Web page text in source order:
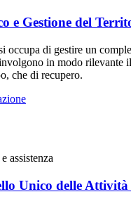
e Gestione del
occupa di gestire un
in modo rilevante
che di recupero.
assistenza
Unico delle